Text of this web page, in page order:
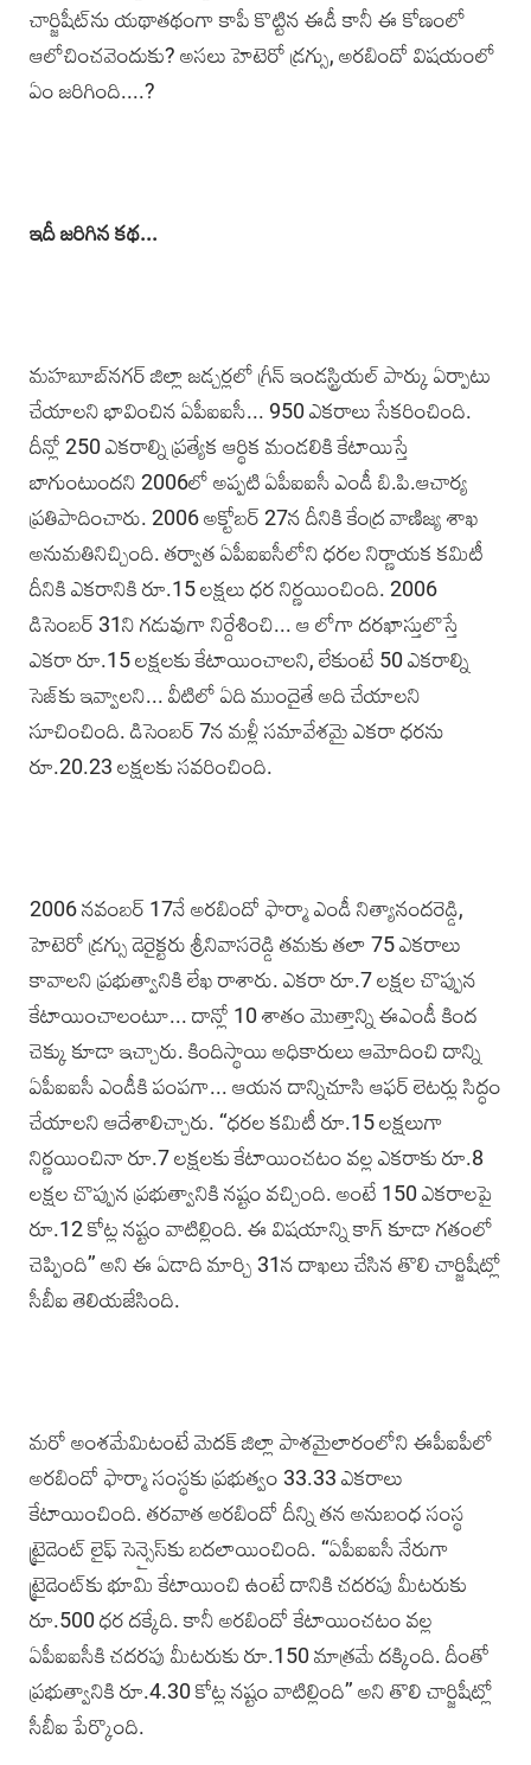
చార్జిషీట్‌ను యథాతథంగా కాపీ కొట్టిన ఈడీ కానీ ఈ కోణంలో
ఆలోచించవెందుకు? అసలు హెటెరో డ్రగ్సు, అరబిందో విషయంలో
ఏం జరిగింది....?
ఇదీ జరిగిన కథ...
మహబూబ్‌నగర్ జిల్లా జడ్చర్లలో గ్రీన్ ఇండస్ట్రియల్ పార్కు ఏర్పాటు
చేయాలని భావించిన ఏపీఐఐసీ... 950 ఎకరాలు సేకరించింది.
దీన్లో 250 ఎకరాల్ని ప్రత్యేక ఆర్థిక మండలికి కేటాయిస్తే
బాగుంటుందని 2006లో అప్పటి ఏపీఐఐసీ ఎండీ బి.పి.ఆచార్య
ప్రతిపాదించారు. 2006 అక్టోబర్ 27న దీనికి కేంద్ర వాణిజ్య శాఖ
అనుమతినిచ్చింది. తర్వాత ఏపీఐఐసీలోని ధరల నిర్ణాయక కమిటీ
దీనికి ఎకరానికి రూ.15 లక్షలు ధర నిర్ణయించింది. 2006
డిసెంబర్ 31ని గడువుగా నిర్దేశించి... ఆ లోగా దరఖాస్తులొస్తే
ఎకరా రూ.15 లక్షలకు కేటాయించాలని, లేకుంటే 50 ఎకరాల్ని
సెజ్‌కు ఇవ్వాలని... వీటిలో ఏది ముందైతే అది చేయాలని
సూచించింది. డిసెంబర్ 7న మళ్లీ సమావేశమై ఎకరా ధరను
రూ.20.23 లక్షలకు సవరించింది.
2006 నవంబర్ 17నే అరబిందో ఫార్మా ఎండీ నిత్యానందరెడ్డి,
హెటెరో డ్రగ్సు డెరైక్టరు శ్రీనివాసరెడ్డి తమకు తలా 75 ఎకరాలు
కావాలని ప్రభుత్వానికి లేఖ రాశారు. ఎకరా రూ.7 లక్షల చొప్పున
కేటాయించాలంటూ... దాన్లో 10 శాతం మొత్తాన్ని ఈఎండీ కింద
చెక్కు కూడా ఇచ్చారు. కిందిస్థాయి అధికారులు ఆమోదించి దాన్ని
ఏపీఐఐసీ ఎండీకి పంపగా... ఆయన దాన్నిచూసి ఆఫర్ లెటర్లు సిద్ధం
చేయాలని ఆదేశాలిచ్చారు. ‘‘ధరల కమిటీ రూ.15 లక్షలుగా
నిర్ణయించినా రూ.7 లక్షలకు కేటాయించటం వల్ల ఎకరాకు రూ.8
లక్షల చొప్పున ప్రభుత్వానికి నష్టం వచ్చింది. అంటే 150 ఎకరాలపై
రూ.12 కోట్ల నష్టం వాటిల్లింది. ఈ విషయాన్ని కాగ్ కూడా గతంలో
చెప్పింది’’ అని ఈ ఏడాది మార్చి 31న దాఖలు చేసిన తొలి చార్జిషీట్లో
సీబీఐ తెలియజేసింది.
మరో అంశమేమిటంటే మెదక్ జిల్లా పాశమైలారంలోని ఈపీఐపీలో
అరబిందో ఫార్మా సంస్థకు ప్రభుత్వం 33.33 ఎకరాలు
కేటాయించింది. తరవాత అరబిందో దీన్ని తన అనుబంధ సంస్థ
ట్రైడెంట్ లైఫ్ సెన్సైస్‌కు బదలాయించింది. ‘‘ఏపీఐఐసీ నేరుగా
ట్రైడెంట్‌కు భూమి కేటాయించి ఉంటే దానికి చదరపు మీటరుకు
రూ.500 ధర దక్కేది. కానీ అరబిందో కేటాయించటం వల్ల
ఏపీఐఐసీకి చదరపు మీటరుకు రూ.150 మాత్రమే దక్కింది. దీంతో
ప్రభుత్వానికి రూ.4.30 కోట్ల నష్టం వాటిల్లింది’’ అని తొలి చార్జిషీట్లో
సీబీఐ పేర్కొంది.